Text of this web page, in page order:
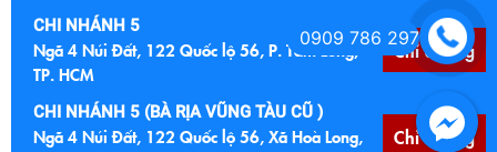
CHI NHÁNH 5
Ngã 4 Núi Đất, 122 Quốc lộ 56, P. Tam Long,
TP. HCM
Chỉ đường
CHI NHÁNH 5 (BÀ RỊA VŨNG TÀU CŨ )
Ngã 4 Núi Đất, 122 Quốc lộ 56, Xã Hoà Long,
Chỉ đường
0909 786 297